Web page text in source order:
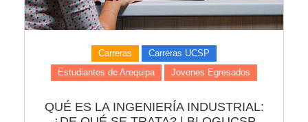
Carreras
Carreras UCSP
Estudiantes de Arequipa
Jovenes Egresados
QUÉ ES LA INGENIERÍA INDUSTRIAL: